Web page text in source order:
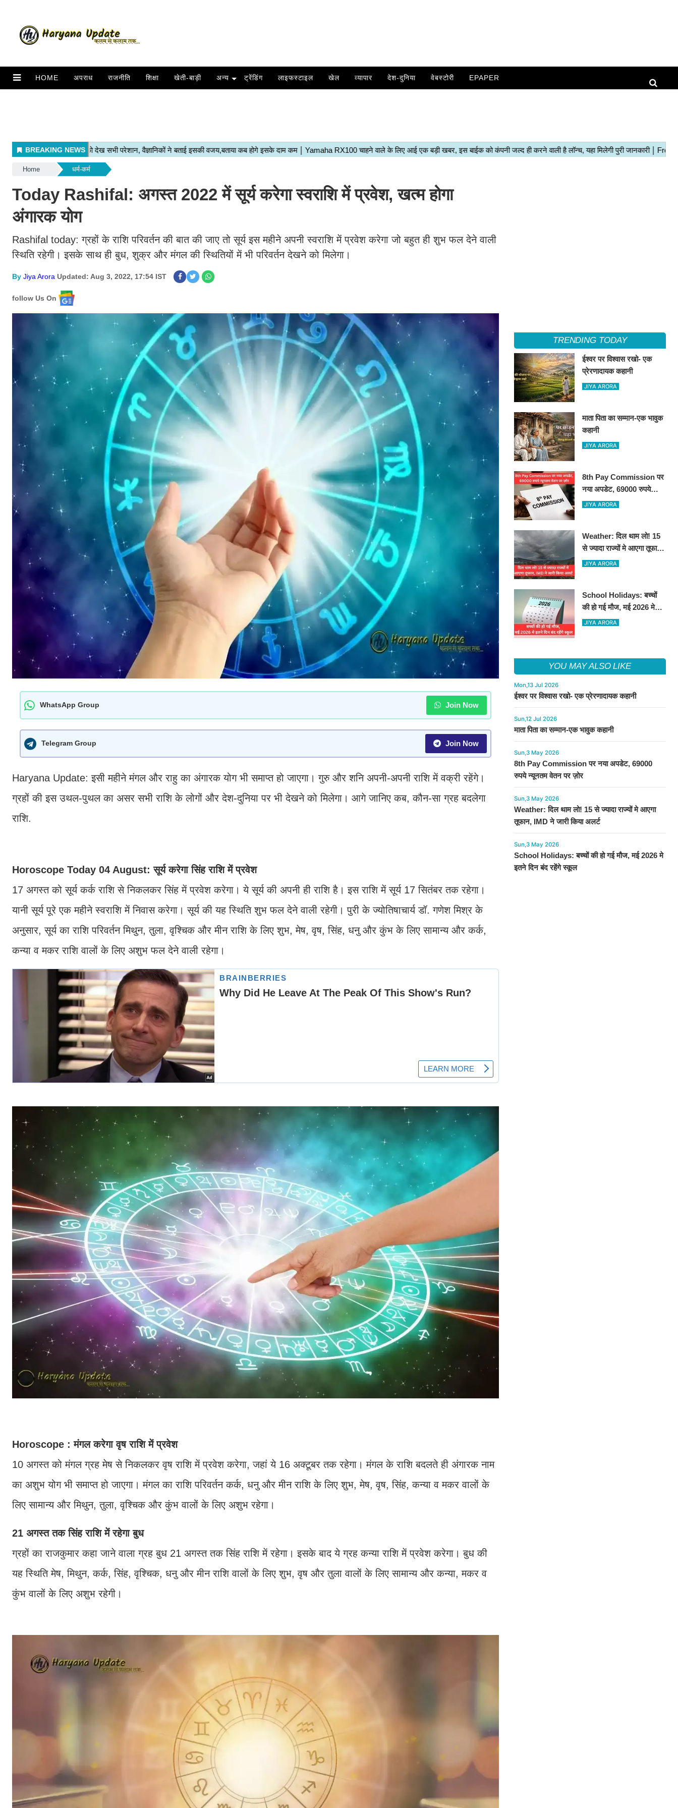
HOME अपराध राजनीति शिक्षा खेती-बाड़ी अन्य ट्रेंडिंग लाइफस्टाइल खेल व्यापार देश-दुनिया वेबस्टोरी EPAPER
Home धर्म-कर्म
Today Rashifal: अगस्त 2022 में सूर्य करेगा स्वराशि में प्रवेश, खत्म होगा
अंगारक योग
Rashifal today: ग्रहों के राशि परिवर्तन की बात की जाए तो सूर्य इस महीने अपनी स्वराशि में प्रवेश करेगा जो बहुत ही शुभ फल देने वाली
स्थिति रहेगी। इसके साथ ही बुध, शुक्र और मंगल की स्थितियों में भी परिवर्तन देखने को मिलेगा।
By Jiya Arora Updated: Aug 3, 2022, 17:54 IST
follow Us On
WhatsApp Group Join Now
Telegram Group Join Now
Haryana Update: इसी महीने मंगल और राहु का अंगारक योग भी समाप्त हो जाएगा। गुरु और शनि अपनी-अपनी राशि में वक्री रहेंगे।
ग्रहों की इस उथल-पुथल का असर सभी राशि के लोगों और देश-दुनिया पर भी देखने को मिलेगा। आगे जानिए कब, कौन-सा ग्रह बदलेगा
राशि.
Horoscope Today 04 August: सूर्य करेगा सिंह राशि में प्रवेश
17 अगस्त को सूर्य कर्क राशि से निकलकर सिंह में प्रवेश करेगा। ये सूर्य की अपनी ही राशि है। इस राशि में सूर्य 17 सितंबर तक रहेगा।
यानी सूर्य पूरे एक महीने स्वराशि में निवास करेगा। सूर्य की यह स्थिति शुभ फल देने वाली रहेगी। पुरी के ज्योतिषाचार्य डॉ. गणेश मिश्र के
अनुसार, सूर्य का राशि परिवर्तन मिथुन, तुला, वृश्चिक और मीन राशि के लिए शुभ, मेष, वृष, सिंह, धनु और कुंभ के लिए सामान्य और कर्क,
कन्या व मकर राशि वालों के लिए अशुभ फल देने वाली रहेगा।
Horoscope : मंगल करेगा वृष राशि में प्रवेश
10 अगस्त को मंगल ग्रह मेष से निकलकर वृष राशि में प्रवेश करेगा, जहां ये 16 अक्टूबर तक रहेगा। मंगल के राशि बदलते ही अंगारक नाम
का अशुभ योग भी समाप्त हो जाएगा। मंगल का राशि परिवर्तन कर्क, धनु और मीन राशि के लिए शुभ, मेष, वृष, सिंह, कन्या व मकर वालों के
लिए सामान्य और मिथुन, तुला, वृश्चिक और कुंभ वालों के लिए अशुभ रहेगा।
21 अगस्त तक सिंह राशि में रहेगा बुध
ग्रहों का राजकुमार कहा जाने वाला ग्रह बुध 21 अगस्त तक सिंह राशि में रहेगा। इसके बाद ये ग्रह कन्या राशि में प्रवेश करेगा। बुध की
यह स्थिति मेष, मिथुन, कर्क, सिंह, वृश्चिक, धनु और मीन राशि वालों के लिए शुभ, वृष और तुला वालों के लिए सामान्य और कन्या, मकर व
कुंभ वालों के लिए अशुभ रहेगी।
TRENDING TODAY
ईश्वर पर विश्वास रखो- एक
प्रेरणादायक कहानी
JIYA ARORA
माता पिता का सम्मान-एक भावुक
कहानी
JIYA ARORA
8th Pay Commission पर
नया अपडेट, 69000 रुपये
न्यूनतम वेतन पर ज़ोर
JIYA ARORA
Weather: दिल थाम लो! 15
से ज्यादा राज्यों मे आएगा तूफान,
IMD ने जारी किया अलर्ट
JIYA ARORA
School Holidays: बच्चों
की हो गई मौज, मई 2026 मे
इतने दिन बंद रहेंगे स्कूल
JIYA ARORA
YOU MAY ALSO LIKE
Mon,13 Jul 2026
ईश्वर पर विश्वास रखो- एक प्रेरणादायक कहानी
Sun,12 Jul 2026
माता पिता का सम्मान-एक भावुक कहानी
Sun,3 May 2026
8th Pay Commission पर नया अपडेट, 69000
रुपये न्यूनतम वेतन पर ज़ोर
Sun,3 May 2026
Weather: दिल थाम लो! 15 से ज्यादा राज्यों मे आएगा
तूफान, IMD ने जारी किया अलर्ट
Sun,3 May 2026
School Holidays: बच्चों की हो गई मौज, मई 2026 मे
इतने दिन बंद रहेंगे स्कूल